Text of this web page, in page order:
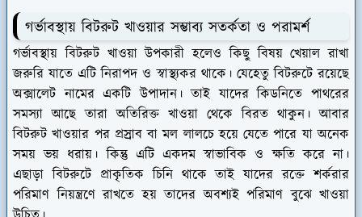
গর্ভাবস্থায় বিটরুট খাওয়ার সম্ভাব্য সতর্কতা ও পরামর্শ
গর্ভাবস্থায় বিটরুট খাওয়া উপকারী হলেও কিছু বিষয় খেয়াল রাখা
জরুরি যাতে এটি নিরাপদ ও স্বাস্থ্যকর থাকে। যেহেতু বিটরুটে রয়েছে
অক্সালেট নামের একটি উপাদান। তাই যাদের কিডনিতে পাথরের
সমস্যা আছে তারা অতিরিক্ত খাওয়া থেকে বিরত থাকুন। আবার
বিটরুট খাওয়ার পর প্রস্রাব বা মল লালচে হয়ে যেতে পারে যা অনেক
সময় ভয় ধরায়। কিন্তু এটি একদম স্বাভাবিক ও ক্ষতি করে না।
এছাড়া বিটরুটে প্রাকৃতিক চিনি থাকে তাই যাদের রক্তে শর্করার
পরিমাণ নিয়ন্ত্রণে রাখতে হয় তাদের অবশ্যই পরিমাণ বুঝে খাওয়া